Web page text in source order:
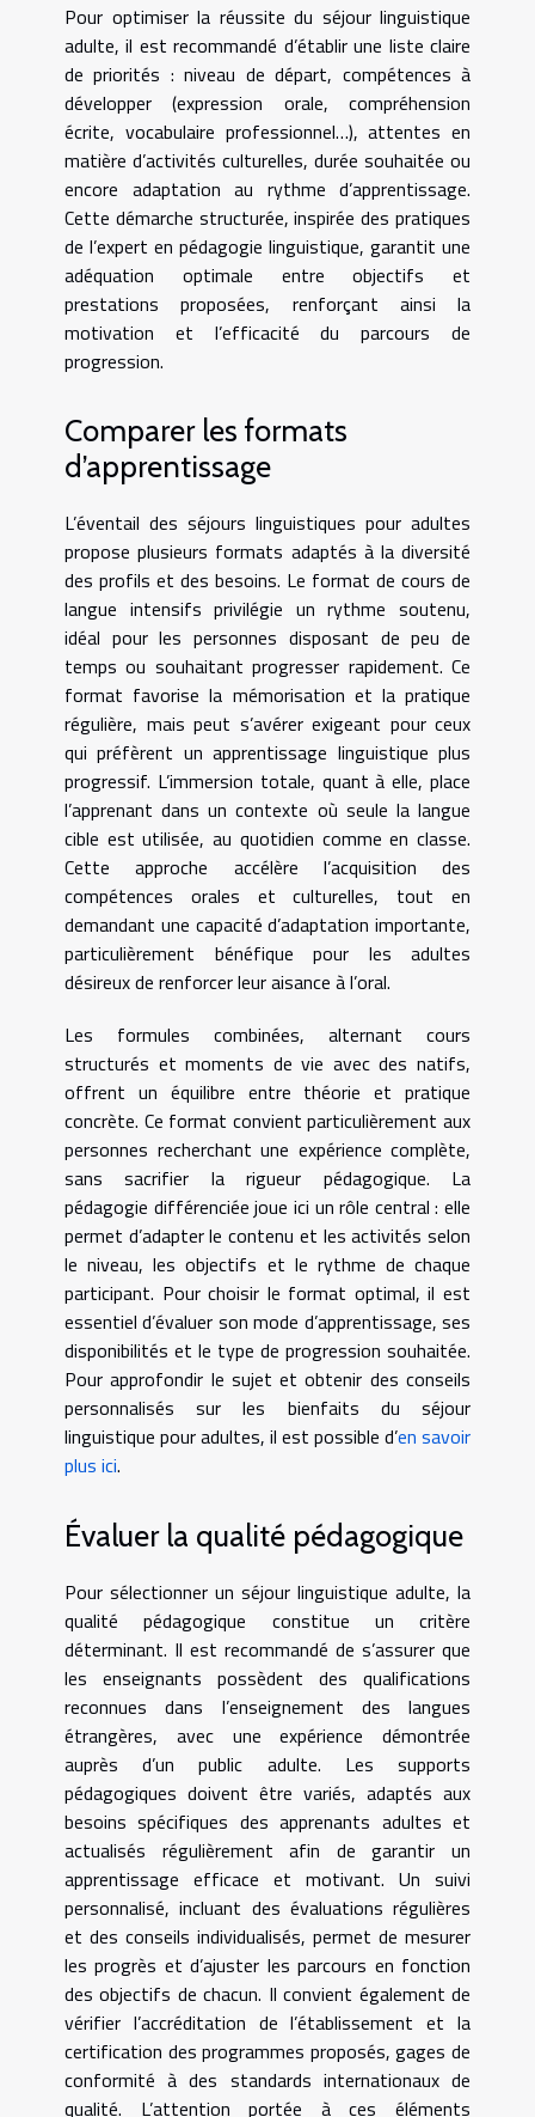
Pour optimiser la réussite du séjour linguistique
adulte, il est recommandé d’établir une liste claire
de priorités : niveau de départ, compétences à
développer (expression orale, compréhension
écrite, vocabulaire professionnel…), attentes en
matière d’activités culturelles, durée souhaitée ou
encore adaptation au rythme d’apprentissage.
Cette démarche structurée, inspirée des pratiques
de l’expert en pédagogie linguistique, garantit une
adéquation optimale entre objectifs et
prestations proposées, renforçant ainsi la
motivation et l’efficacité du parcours de
progression.
Comparer les formats
d’apprentissage
L’éventail des séjours linguistiques pour adultes
propose plusieurs formats adaptés à la diversité
des profils et des besoins. Le format de cours de
langue intensifs privilégie un rythme soutenu,
idéal pour les personnes disposant de peu de
temps ou souhaitant progresser rapidement. Ce
format favorise la mémorisation et la pratique
régulière, mais peut s’avérer exigeant pour ceux
qui préfèrent un apprentissage linguistique plus
progressif. L’immersion totale, quant à elle, place
l’apprenant dans un contexte où seule la langue
cible est utilisée, au quotidien comme en classe.
Cette approche accélère l’acquisition des
compétences orales et culturelles, tout en
demandant une capacité d’adaptation importante,
particulièrement bénéfique pour les adultes
désireux de renforcer leur aisance à l’oral.
Les formules combinées, alternant cours
structurés et moments de vie avec des natifs,
offrent un équilibre entre théorie et pratique
concrète. Ce format convient particulièrement aux
personnes recherchant une expérience complète,
sans sacrifier la rigueur pédagogique. La
pédagogie différenciée joue ici un rôle central : elle
permet d’adapter le contenu et les activités selon
le niveau, les objectifs et le rythme de chaque
participant. Pour choisir le format optimal, il est
essentiel d’évaluer son mode d’apprentissage, ses
disponibilités et le type de progression souhaitée.
Pour approfondir le sujet et obtenir des conseils
personnalisés sur les bienfaits du séjour
linguistique pour adultes, il est possible d’en savoir
plus ici.
Évaluer la qualité pédagogique
Pour sélectionner un séjour linguistique adulte, la
qualité pédagogique constitue un critère
déterminant. Il est recommandé de s’assurer que
les enseignants possèdent des qualifications
reconnues dans l’enseignement des langues
étrangères, avec une expérience démontrée
auprès d’un public adulte. Les supports
pédagogiques doivent être variés, adaptés aux
besoins spécifiques des apprenants adultes et
actualisés régulièrement afin de garantir un
apprentissage efficace et motivant. Un suivi
personnalisé, incluant des évaluations régulières
et des conseils individualisés, permet de mesurer
les progrès et d’ajuster les parcours en fonction
des objectifs de chacun. Il convient également de
vérifier l’accréditation de l’établissement et la
certification des programmes proposés, gages de
conformité à des standards internationaux de
qualité. L’attention portée à ces éléments